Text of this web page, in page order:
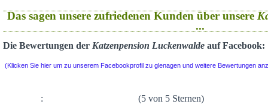
Das sagen unsere zufriedenen Kunden über unsere
...
Die Bewertungen der Katzenpension Luckenwalde auf Facebook:
(Klicken Sie hier um zu unserem Facebookprofil zu glenagen und weitere Bewertungen
: (5 von 5 Sternen)